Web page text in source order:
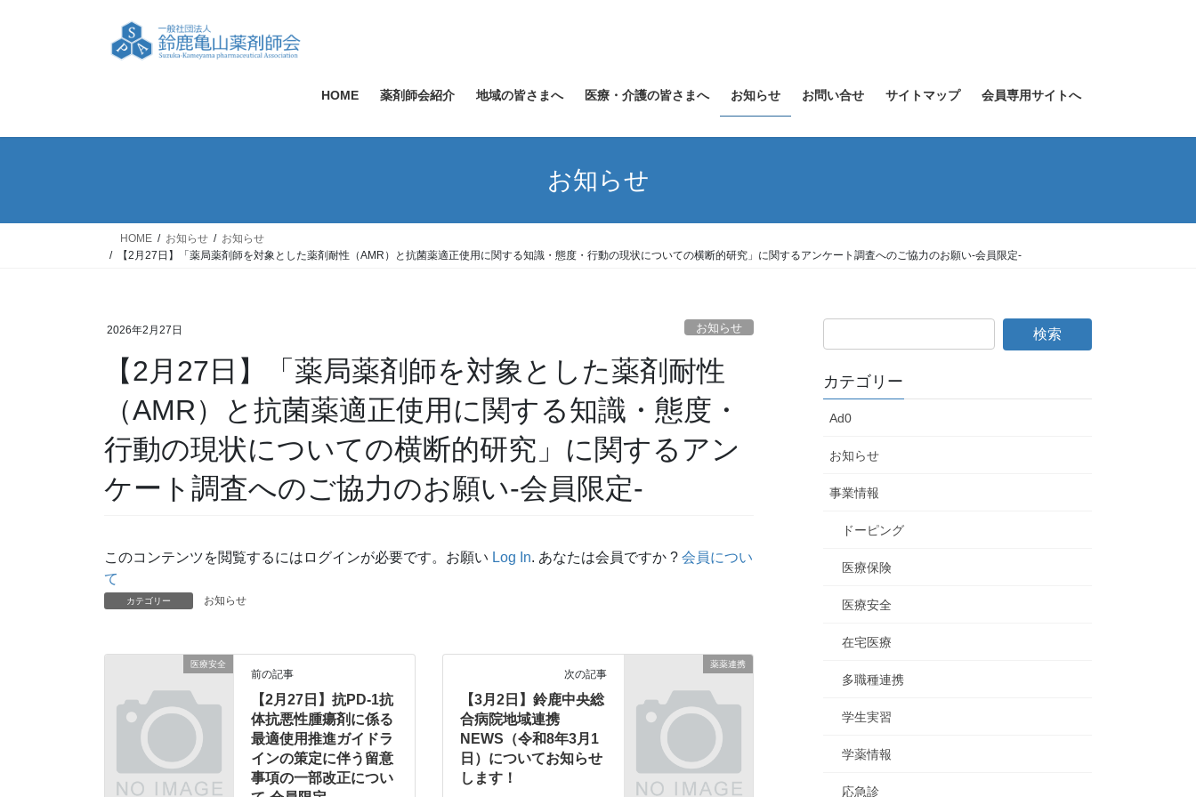
ス
ン
HOME 薬剤師会紹介 地域の皆さまへ 医療・介護の皆さまへ お知らせ お問い合せ サイトマップ 会員専用サイトへ
お知らせ
HOME お知らせ
お知らせ
【2月27日】「薬局薬剤師を対象とした薬剤耐性（AMR）と抗菌薬適正使用に関する知識・態度・行動の現状についての横断的研究」に関するアンケート調査へのご協力のお願い-会員限定-
2026年2月27日 お知らせ
【2月27日】「薬局薬剤師を対象とした薬剤耐性
（AMR）と抗菌薬適正使用に関する知識・態度・
行動の現状についての横断的研究」に関するアン
ケート調査へのご協力のお願い-会員限定-
このコンテンツを閲覧するにはログインが必要です。お願い Log In. あなたは会員ですか ? 会員につい
て
カテゴリー お知らせ
医療安全
前の記事
【2月27日】抗PD-1抗
体抗悪性腫瘍剤に係る
最適使用推進ガイドラ
インの策定に伴う留意
事項の一部改正につい
薬薬連携
次の記事
【3月2日】鈴鹿中央総
合病院地域連携
NEWS（令和8年3月1
日）についてお知らせ
します！
カテゴリー
Ad0
お知らせ
事業情報
ドーピング
医療保険
医療安全
在宅医療
多職種連携
学生実習
学薬情報
応急診